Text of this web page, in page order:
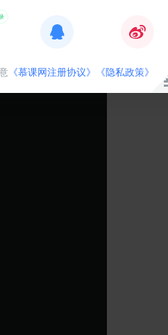
《慕课网注册协议》 《隐私政策》